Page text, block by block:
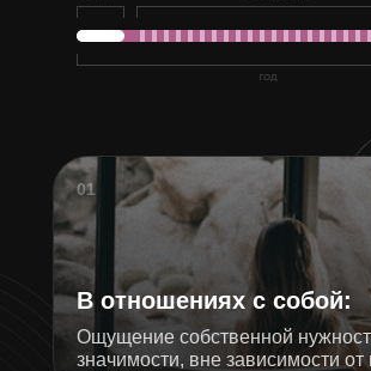
В отношениях с собой:
Ощущение собственной
значимости, вне зависимости
01